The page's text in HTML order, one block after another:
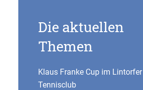
Die aktuellen
Themen
Klaus Franke Cup im Lintorfer
Tennisclub